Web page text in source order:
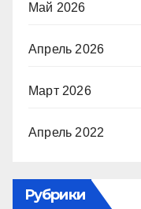
Май 2026
Апрель 2026
Март 2026
Апрель 2022
Рубрики